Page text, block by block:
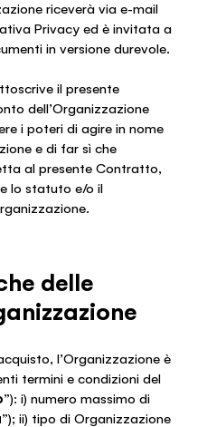
riceverà via e-mail
Privacy ed è invitata a
in versione durevole.
il presente
dell’Organizzazione
i poteri di agire in nome
e di far sì che
al presente Contratto,
lo statuto e/o il
delle
l’Organizzazione è
termini e condizioni del
”): i) numero massimo di
”); ii) tipo di Organizzazione